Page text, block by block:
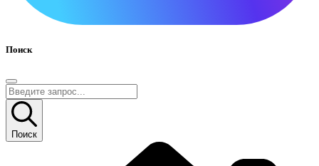
Поиск
Поиск